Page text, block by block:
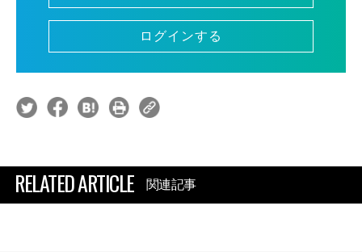
ログインする
RELATED ARTICLE 関連記事